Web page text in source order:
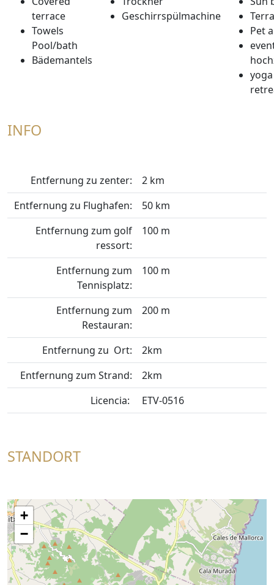
terrace
Towels
Pool/bath
Bädemantels
Geschirrspülmachine
Pet
yoga
INFO
Entfernung zu zenter:
2 km
Entfernung zu Flughafen:
50 km
Entfernung zum golf
ressort:
100 m
Entfernung zum
Tennisplatz:
100 m
Entfernung zum
Restauran:
200 m
Entfernung zu Ort:
2km
Entfernung zum Strand:
2km
Licencia:
ETV-0516
STANDORT
+
−